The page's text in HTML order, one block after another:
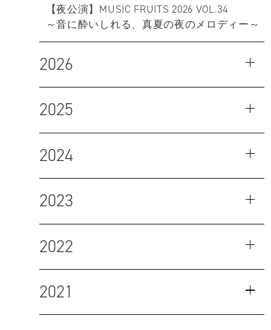
【夜公演】MUSIC FRUITS 2026 VOL.34
～音に酔いしれる、真夏の夜のメロディー～
2026
2025
2024
2023
2022
2021